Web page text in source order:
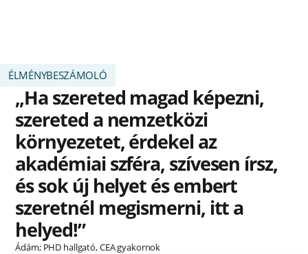
ÉLMÉNYBESZÁMOLÓ
„Ha szereted magad képezni,
szereted a nemzetközi
környezetet, érdekel az
akadémiai szféra, szívesen írsz,
és sok új helyet és embert
szeretnél megismerni, itt a
helyed!”
Ádám; PHD hallgató, CEA gyakornok